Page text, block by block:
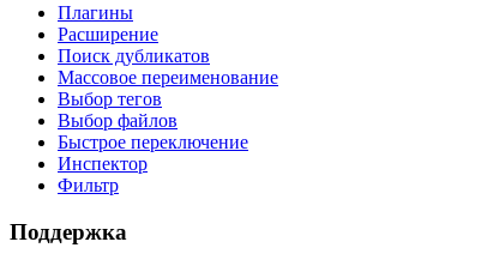
Плагины
Расширение
Поиск дубликатов
Массовое переименование
Выбор тегов
Выбор файлов
Быстрое переключение
Инспектор
Фильтр
Поддержка